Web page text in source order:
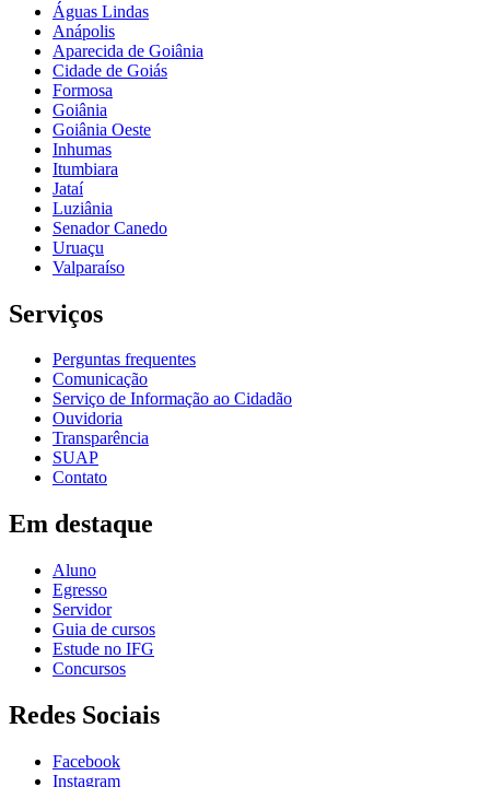
Águas Lindas
Anápolis
Aparecida de Goiânia
Cidade de Goiás
Formosa
Goiânia
Goiânia Oeste
Inhumas
Itumbiara
Jataí
Luziânia
Senador Canedo
Uruaçu
Valparaíso
Serviços
Perguntas frequentes
Comunicação
Serviço de Informação ao Cidadão
Ouvidoria
Transparência
SUAP
Contato
Em destaque
Aluno
Egresso
Servidor
Guia de cursos
Estude no IFG
Concursos
Redes Sociais
Facebook
Instagram